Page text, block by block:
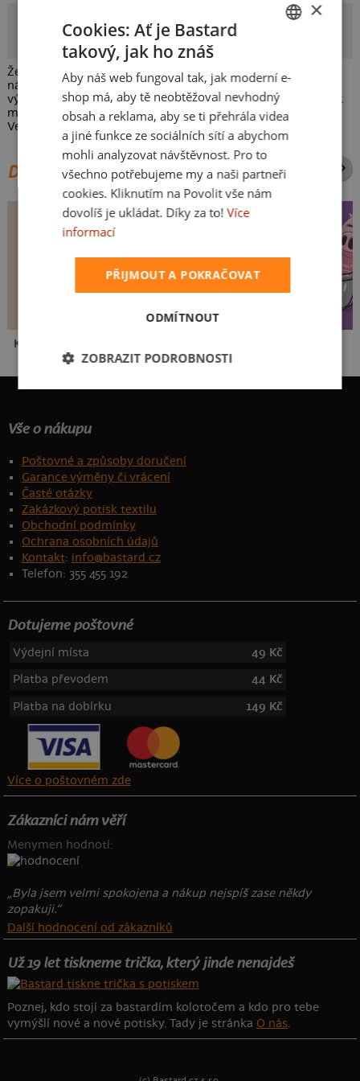
Svaca
Že ty si o něco koleduješ! No, tradice jsou třeba držet, to ví i
náš koledňáček. S pomlázkou se nemazlí, a tak má slušnou
výslužku ve svém košíčku. Tenhle jarní potisk bude slušet jak
malým a velkým koledňáčkům, tak i látkové tašce na koledu.
Veselé Velikonoce!
DALŠÍ POTISKY ZE STEJNÉ KATEGORIE
Kakat-du
Vše o nákupu
Poštovné a způsoby doručení
Garance výměny či vrácení
Časté otázky
Zakázkový potisk textilu
Obchodní podmínky
Ochrana osobních údajů
Kontakt: info@bastard.cz
Telefon: 355 455 192
Dotujeme poštovné
Výdejní místa
49 Kč
Platba převodem
44 Kč
Platba na dobírku
149 Kč
Více o poštovném zde
Zákazníci nám věří
Menymen hodnotí:
„Byla jsem velmi spokojena a nákup nejspíš zase někdy
zopakuji.“
Další hodnocení od zákazníků
Už 19 let tiskneme trička, který jinde nenajdeš
Poznej, kdo stojí za bastardím kolotočem a kdo pro tebe
vymýšlí nové a nové potisky. Tady je stránka O nás.
SLOVAK
×
Cookies: Ať je Bastard
takový, jak ho znáš
Aby náš web fungoval tak, jak moderní e-
shop má, aby tě neobtěžoval nevhodný
obsah a reklama, aby se ti přehrála videa
a jiné funkce ze sociálních sítí a abychom
mohli analyzovat návštěvnost. Pro to
všechno potřebujeme my a naši partneři
cookies. Kliknutím na Povolit vše nám
dovolíš je ukládat. Díky za to! Více
informací
PŘIJMOUT A POKRAČOVAT
ODMÍTNOUT
ZOBRAZIT PODROBNOSTI